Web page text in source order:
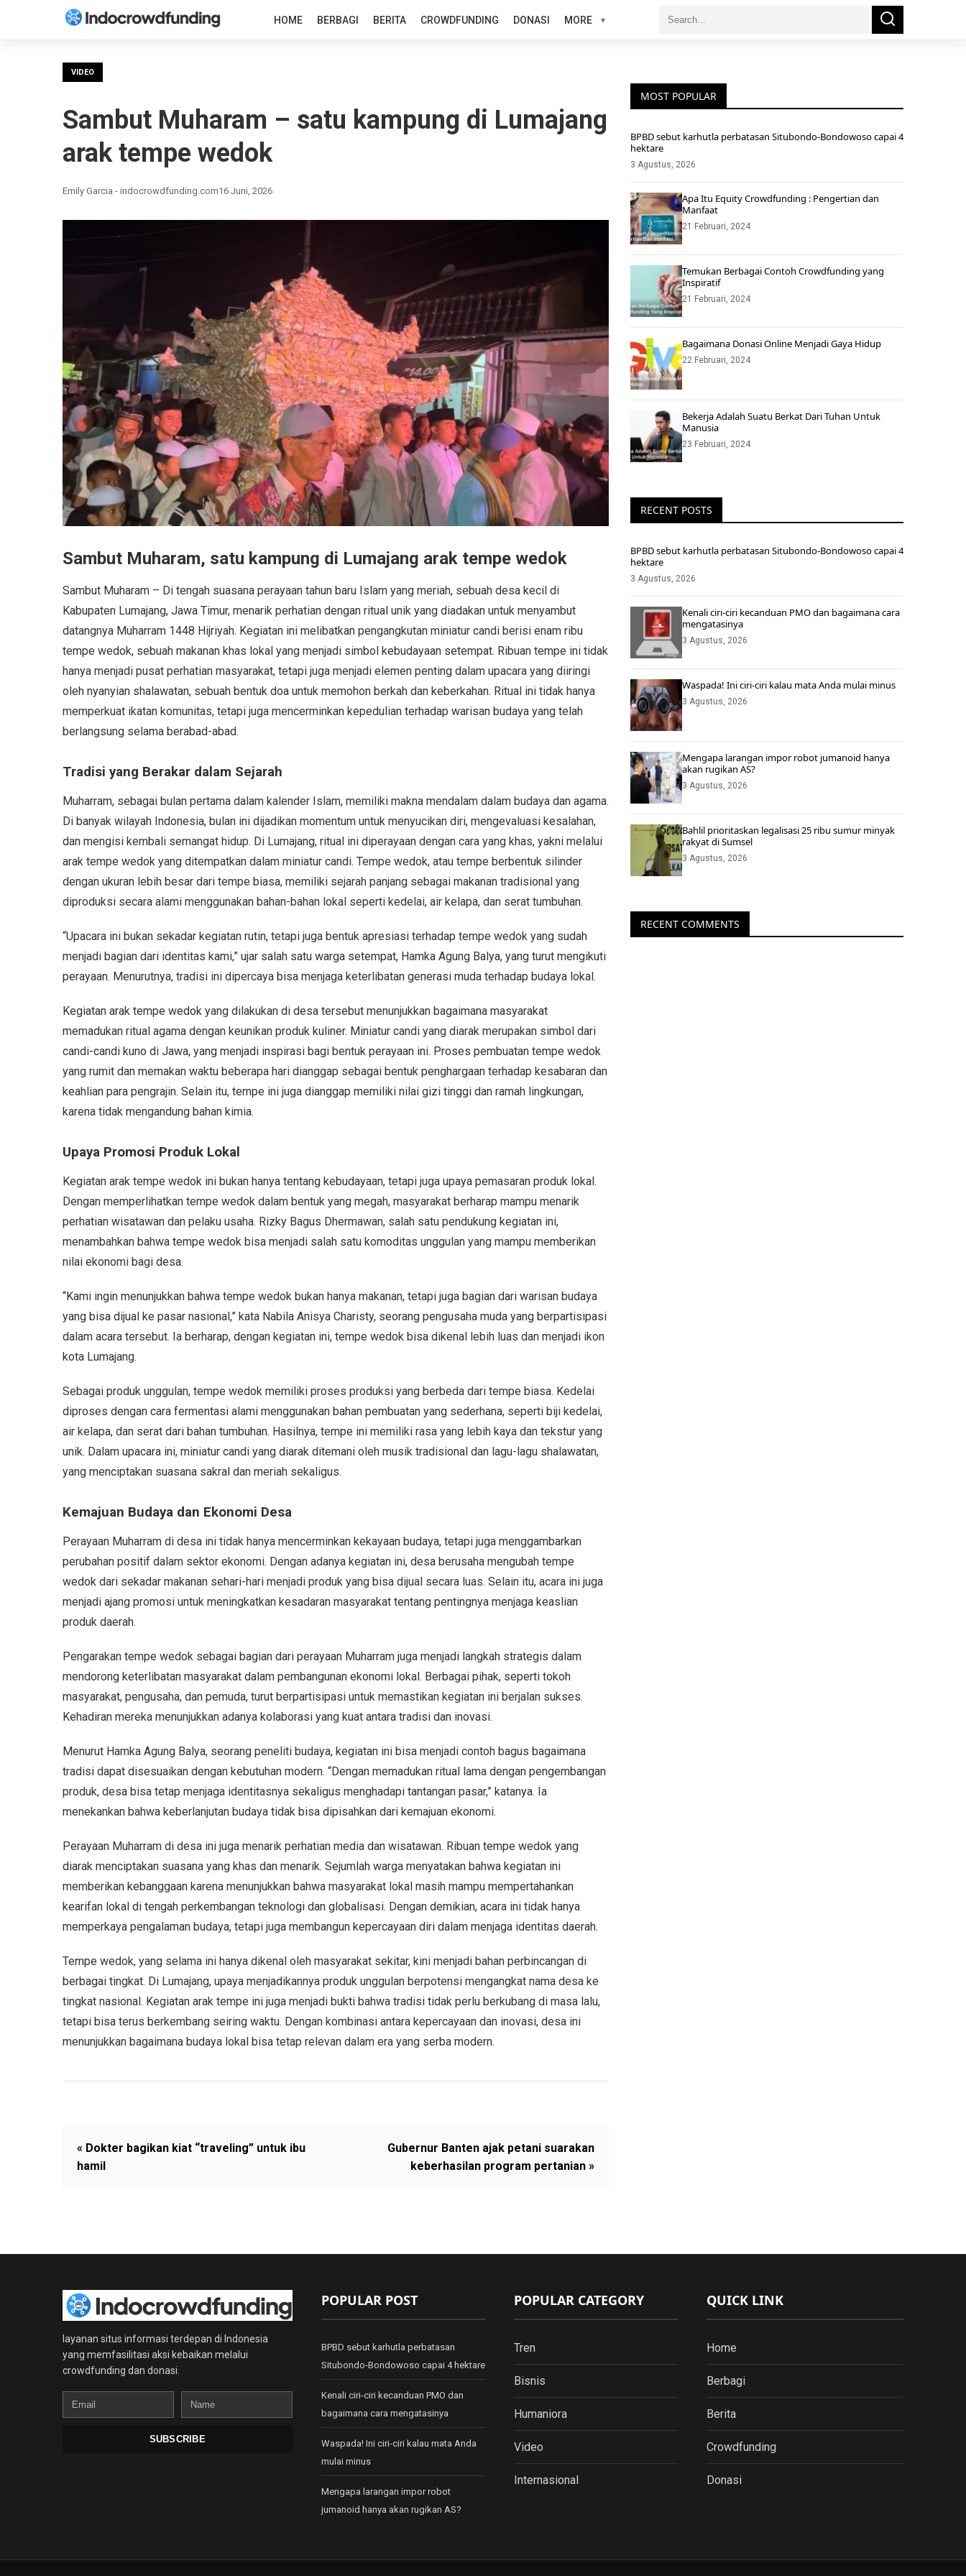
HOME BERBAGI BERITA CROWDFUNDING DONASI MORE
Search
Search
VIDEO
Sambut Muharam – satu kampung di Lumajang
arak tempe wedok
Emily Garcia - indocrowdfunding.com16 Juni, 2026
Sambut Muharam, satu kampung di Lumajang arak tempe wedok
Sambut Muharam – Di tengah suasana perayaan tahun baru Islam yang meriah, sebuah desa kecil di
Kabupaten Lumajang, Jawa Timur, menarik perhatian dengan ritual unik yang diadakan untuk menyambut
datangnya Muharram 1448 Hijriyah. Kegiatan ini melibatkan pengangkutan miniatur candi berisi enam ribu
tempe wedok, sebuah makanan khas lokal yang menjadi simbol kebudayaan setempat. Ribuan tempe ini tidak
hanya menjadi pusat perhatian masyarakat, tetapi juga menjadi elemen penting dalam upacara yang diiringi
oleh nyanyian shalawatan, sebuah bentuk doa untuk memohon berkah dan keberkahan. Ritual ini tidak hanya
memperkuat ikatan komunitas, tetapi juga mencerminkan kepedulian terhadap warisan budaya yang telah
berlangsung selama berabad-abad.
Tradisi yang Berakar dalam Sejarah
Muharram, sebagai bulan pertama dalam kalender Islam, memiliki makna mendalam dalam budaya dan agama.
Di banyak wilayah Indonesia, bulan ini dijadikan momentum untuk menyucikan diri, mengevaluasi kesalahan,
dan mengisi kembali semangat hidup. Di Lumajang, ritual ini diperayaan dengan cara yang khas, yakni melalui
arak tempe wedok yang ditempatkan dalam miniatur candi. Tempe wedok, atau tempe berbentuk silinder
dengan ukuran lebih besar dari tempe biasa, memiliki sejarah panjang sebagai makanan tradisional yang
diproduksi secara alami menggunakan bahan-bahan lokal seperti kedelai, air kelapa, dan serat tumbuhan.
“Upacara ini bukan sekadar kegiatan rutin, tetapi juga bentuk apresiasi terhadap tempe wedok yang sudah
menjadi bagian dari identitas kami,” ujar salah satu warga setempat, Hamka Agung Balya, yang turut mengikuti
perayaan. Menurutnya, tradisi ini dipercaya bisa menjaga keterlibatan generasi muda terhadap budaya lokal.
Kegiatan arak tempe wedok yang dilakukan di desa tersebut menunjukkan bagaimana masyarakat
memadukan ritual agama dengan keunikan produk kuliner. Miniatur candi yang diarak merupakan simbol dari
candi-candi kuno di Jawa, yang menjadi inspirasi bagi bentuk perayaan ini. Proses pembuatan tempe wedok
yang rumit dan memakan waktu beberapa hari dianggap sebagai bentuk penghargaan terhadap kesabaran dan
keahlian para pengrajin. Selain itu, tempe ini juga dianggap memiliki nilai gizi tinggi dan ramah lingkungan,
karena tidak mengandung bahan kimia.
Upaya Promosi Produk Lokal
Kegiatan arak tempe wedok ini bukan hanya tentang kebudayaan, tetapi juga upaya pemasaran produk lokal.
Dengan memperlihatkan tempe wedok dalam bentuk yang megah, masyarakat berharap mampu menarik
perhatian wisatawan dan pelaku usaha. Rizky Bagus Dhermawan, salah satu pendukung kegiatan ini,
menambahkan bahwa tempe wedok bisa menjadi salah satu komoditas unggulan yang mampu memberikan
nilai ekonomi bagi desa.
“Kami ingin menunjukkan bahwa tempe wedok bukan hanya makanan, tetapi juga bagian dari warisan budaya
yang bisa dijual ke pasar nasional,” kata Nabila Anisya Charisty, seorang pengusaha muda yang berpartisipasi
dalam acara tersebut. Ia berharap, dengan kegiatan ini, tempe wedok bisa dikenal lebih luas dan menjadi ikon
kota Lumajang.
Sebagai produk unggulan, tempe wedok memiliki proses produksi yang berbeda dari tempe biasa. Kedelai
diproses dengan cara fermentasi alami menggunakan bahan pembuatan yang sederhana, seperti biji kedelai,
air kelapa, dan serat dari bahan tumbuhan. Hasilnya, tempe ini memiliki rasa yang lebih kaya dan tekstur yang
unik. Dalam upacara ini, miniatur candi yang diarak ditemani oleh musik tradisional dan lagu-lagu shalawatan,
yang menciptakan suasana sakral dan meriah sekaligus.
Kemajuan Budaya dan Ekonomi Desa
Perayaan Muharram di desa ini tidak hanya mencerminkan kekayaan budaya, tetapi juga menggambarkan
perubahan positif dalam sektor ekonomi. Dengan adanya kegiatan ini, desa berusaha mengubah tempe
wedok dari sekadar makanan sehari-hari menjadi produk yang bisa dijual secara luas. Selain itu, acara ini juga
menjadi ajang promosi untuk meningkatkan kesadaran masyarakat tentang pentingnya menjaga keaslian
produk daerah.
Pengarakan tempe wedok sebagai bagian dari perayaan Muharram juga menjadi langkah strategis dalam
mendorong keterlibatan masyarakat dalam pembangunan ekonomi lokal. Berbagai pihak, seperti tokoh
masyarakat, pengusaha, dan pemuda, turut berpartisipasi untuk memastikan kegiatan ini berjalan sukses.
Kehadiran mereka menunjukkan adanya kolaborasi yang kuat antara tradisi dan inovasi.
Menurut Hamka Agung Balya, seorang peneliti budaya, kegiatan ini bisa menjadi contoh bagus bagaimana
tradisi dapat disesuaikan dengan kebutuhan modern. “Dengan memadukan ritual lama dengan pengembangan
produk, desa bisa tetap menjaga identitasnya sekaligus menghadapi tantangan pasar,” katanya. Ia
menekankan bahwa keberlanjutan budaya tidak bisa dipisahkan dari kemajuan ekonomi.
Perayaan Muharram di desa ini juga menarik perhatian media dan wisatawan. Ribuan tempe wedok yang
diarak menciptakan suasana yang khas dan menarik. Sejumlah warga menyatakan bahwa kegiatan ini
memberikan kebanggaan karena menunjukkan bahwa masyarakat lokal masih mampu mempertahankan
kearifan lokal di tengah perkembangan teknologi dan globalisasi. Dengan demikian, acara ini tidak hanya
memperkaya pengalaman budaya, tetapi juga membangun kepercayaan diri dalam menjaga identitas daerah.
Tempe wedok, yang selama ini hanya dikenal oleh masyarakat sekitar, kini menjadi bahan perbincangan di
berbagai tingkat. Di Lumajang, upaya menjadikannya produk unggulan berpotensi mengangkat nama desa ke
tingkat nasional. Kegiatan arak tempe ini juga menjadi bukti bahwa tradisi tidak perlu berkubang di masa lalu,
tetapi bisa terus berkembang seiring waktu. Dengan kombinasi antara kepercayaan dan inovasi, desa ini
menunjukkan bagaimana budaya lokal bisa tetap relevan dalam era yang serba modern.
« Dokter bagikan kiat “traveling” untuk ibu
hamil
Gubernur Banten ajak petani suarakan
keberhasilan program pertanian »
MOST POPULAR
BPBD sebut karhutla perbatasan Situbondo-Bondowoso capai 4
hektare
3 Agustus, 2026
Apa Itu Equity Crowdfunding : Pengertian dan
Manfaat
21 Februari, 2024
Temukan Berbagai Contoh Crowdfunding yang
Inspiratif
21 Februari, 2024
Bagaimana Donasi Online Menjadi Gaya Hidup
22 Februari, 2024
Bekerja Adalah Suatu Berkat Dari Tuhan Untuk
Manusia
23 Februari, 2024
RECENT POSTS
BPBD sebut karhutla perbatasan Situbondo-Bondowoso capai 4
hektare
3 Agustus, 2026
Kenali ciri-ciri kecanduan PMO dan bagaimana cara
mengatasinya
3 Agustus, 2026
Waspada! Ini ciri-ciri kalau mata Anda mulai minus
3 Agustus, 2026
Mengapa larangan impor robot jumanoid hanya
akan rugikan AS?
3 Agustus, 2026
Bahlil prioritaskan legalisasi 25 ribu sumur minyak
rakyat di Sumsel
3 Agustus, 2026
RECENT COMMENTS
layanan situs informasi terdepan di Indonesia
yang memfasilitasi aksi kebaikan melalui
crowdfunding dan donasi.
Email
Name
SUBSCRIBE
POPULAR POST
BPBD sebut karhutla perbatasan
Situbondo-Bondowoso capai 4 hektare
Kenali ciri-ciri kecanduan PMO dan
bagaimana cara mengatasinya
Waspada! Ini ciri-ciri kalau mata Anda
mulai minus
Mengapa larangan impor robot
jumanoid hanya akan rugikan AS?
POPULAR CATEGORY
Tren
Bisnis
Humaniora
Video
Internasional
QUICK LINK
Home
Berbagi
Berita
Crowdfunding
Donasi